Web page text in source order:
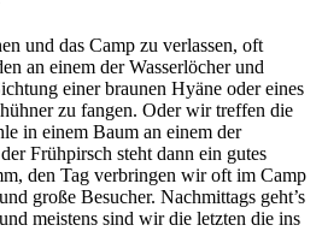
und das Camp zu verlassen, oft
an einem der Wasserlöcher und
einer braunen Hyäne oder eines
zu fangen. Oder wir treffen die
in einem Baum an einem der
Frühpirsch steht dann ein gutes
den Tag verbringen wir oft im Camp
große Besucher. Nachmittags geht’s
meistens sind wir die letzten die ins